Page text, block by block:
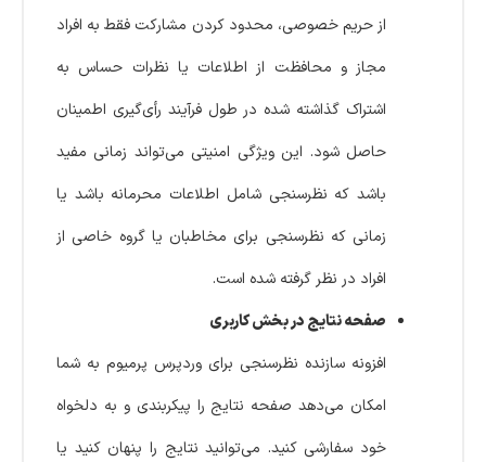
از حریم خصوصی، محدود کردن مشارکت فقط به افراد
مجاز و محافظت از اطلاعات یا نظرات حساس به
اشتراک گذاشته شده در طول فرآیند رأی‌گیری اطمینان
حاصل شود. این ویژگی امنیتی می‌تواند زمانی مفید
باشد که نظرسنجی شامل اطلاعات محرمانه باشد یا
زمانی که نظرسنجی برای مخاطبان یا گروه خاصی از
افراد در نظر گرفته شده است.
صفحه نتایج در بخش کاربری
افزونه سازنده نظرسنجی برای وردپرس پرمیوم به شما
امکان می‌دهد صفحه نتایج را پیکربندی و به دلخواه
خود سفارشی کنید. می‌توانید نتایج را پنهان کنید یا